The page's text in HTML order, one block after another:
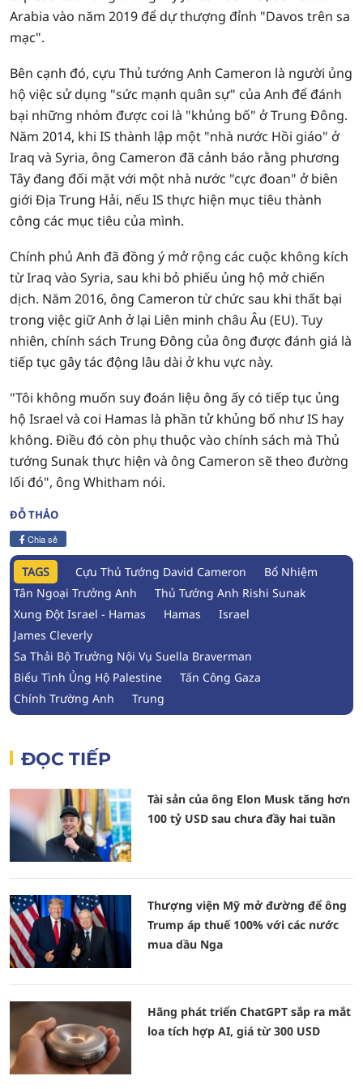
Arabia vào năm 2019 để dự thượng đỉnh "Davos trên sa
mạc".
Bên cạnh đó, cựu Thủ tướng Anh Cameron là người ủng
hộ việc sử dụng "sức mạnh quân sự" của Anh để đánh
bại những nhóm được coi là "khủng bố" ở Trung Đông.
Năm 2014, khi IS thành lập một "nhà nước Hồi giáo" ở
Iraq và Syria, ông Cameron đã cảnh báo rằng phương
Tây đang đối mặt với một nhà nước "cực đoan" ở biên
giới Địa Trung Hải, nếu IS thực hiện mục tiêu thành
công các mục tiêu của mình.
Chính phủ Anh đã đồng ý mở rộng các cuộc không kích
từ Iraq vào Syria, sau khi bỏ phiếu ủng hộ mở chiến
dịch. Năm 2016, ông Cameron từ chức sau khi thất bại
trong việc giữ Anh ở lại Liên minh châu Âu (EU). Tuy
nhiên, chính sách Trung Đông của ông được đánh giá là
tiếp tục gây tác động lâu dài ở khu vực này.
"Tôi không muốn suy đoán liệu ông ấy có tiếp tục ủng
hộ Israel và coi Hamas là phần tử khủng bố như IS hay
không. Điều đó còn phụ thuộc vào chính sách mà Thủ
tướng Sunak thực hiện và ông Cameron sẽ theo đường
lối đó", ông Whitham nói.
ĐỖ THẢO
Chia sẻ
TAGS Cựu Thủ Tướng David Cameron
Bổ Nhiệm
Tân Ngoại Trưởng Anh
Thủ Tướng Anh Rishi Sunak
Xung Đột Israel - Hamas
Hamas
Israel
James Cleverly
Sa Thải Bộ Trưởng Nội Vụ Suella Braverman
Biểu Tình Ủng Hộ Palestine
Tấn Công Gaza
Chính Trường Anh
Trung
ĐỌC TIẾP
Tài sản của ông Elon Musk tăng hơn
100 tỷ USD sau chưa đầy hai tuần
Thượng viện Mỹ mở đường để ông
Trump áp thuế 100% với các nước
mua dầu Nga
Hãng phát triển ChatGPT sắp ra mắt
loa tích hợp AI, giá từ 300 USD